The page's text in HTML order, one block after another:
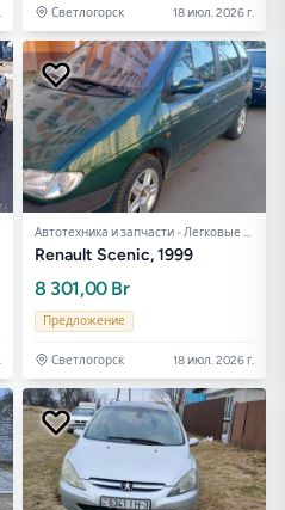
Светлогорск 18 июл. 2026 г.
Автотехника и запчасти - Легковые авто
Renault Scenic, 1999
8 301,00 Br
Предложение
Светлогорск 18 июл. 2026 г.